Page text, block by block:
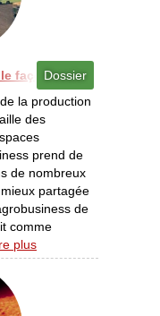
Dossier
façon de promouvoir
la production
des
prend de
de nombreux
partagée
de
comme
plus